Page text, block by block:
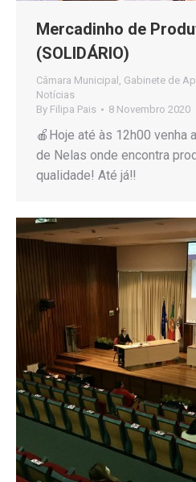
Mercadinho de
(SOLIDÁRIO)
Câmara Municipal , Gabinete de
Notícias
By Filipa Pais 8 Novembro 2020
🍎Hoje até às 12h00 venha
de Nelas onde encontra
qualidade! Até já‼️